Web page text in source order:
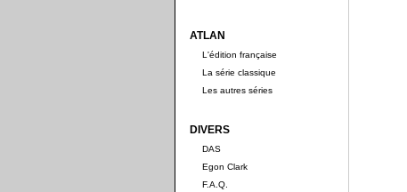
ATLAN
L'édition française
La série classique
Les autres séries
DIVERS
DAS
Egon Clark
F.A.Q.